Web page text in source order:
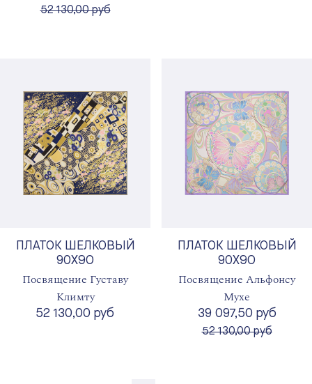
вместо
52 130,00 руб
ПЛАТОК ШЕЛКОВЫЙ
90X90
Посвящение Густаву
Климту
52 130,00 руб
ПЛАТОК ШЕЛКОВЫЙ
90X90
Посвящение Альфонсу
Мухе
39 097,50 руб
вместо
52 130,00 руб